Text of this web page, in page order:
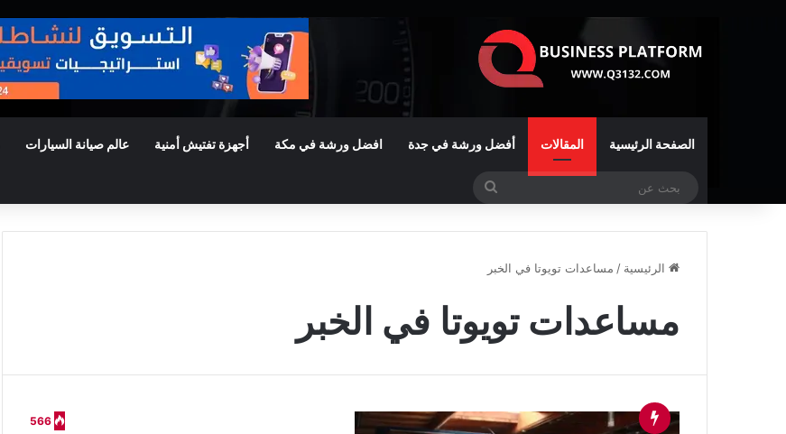
الصفحة الرئيسية المقالات أفضل ورشة في جدة افضل ورشة في مكة أجهزة تفتيش أمنية عالم صيانة السيارات
الرئيسية / مساعدات تويوتا في الخبر
مساعدات تويوتا في الخبر
566